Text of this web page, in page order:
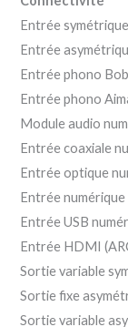
Entrée
Entrée
Entrée phono
Entrée phono
Module audio
Entrée coaxiale
Entrée optique
Entrée
Entrée USB
Entrée HDMI
Sortie variable
Sortie fixe
Sortie variable